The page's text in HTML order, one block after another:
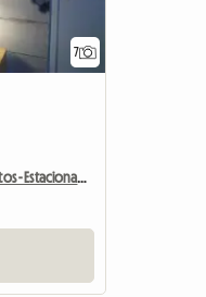
7
Quarto privativo - Apartamento de 3 quartos - Estacionamento privativo